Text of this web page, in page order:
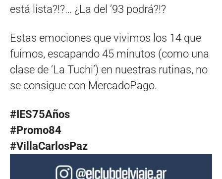
está lista?!?… ¿La del ’93 podrá?!?
Estas emociones que vivimos los 14 que
fuimos, escapando 45 minutos (como una
clase de ‘La Tuchi’) en nuestras rutinas, no
se consigue con MercadoPago.
#IES75Años
#Promo84
#VillaCarlosPaz